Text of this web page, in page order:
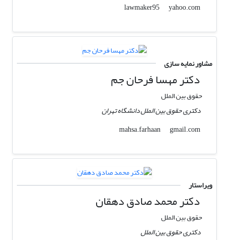
lawmaker95
yahoo.com
مشاور نمایه سازی
دکتر مهسا فرحان جم
حقوق بین الملل
دکتری حقوق بین الملل دانشگاه تهران
mahsa.farhaan
gmail.com
ویراستار
دکتر محمد صادق دهقان
حقوق بین الملل
دکتری حقوق بین الملل